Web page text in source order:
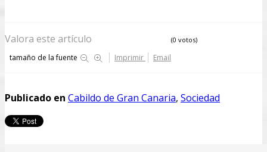
Valora este artículo (0 votos)
tamaño de la fuente Imprimir Email
Publicado en Cabildo de Gran Canaria, Sociedad